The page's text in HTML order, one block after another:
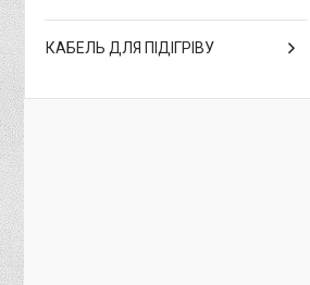
КАБЕЛЬ ДЛЯ ПІДІГРІВУ